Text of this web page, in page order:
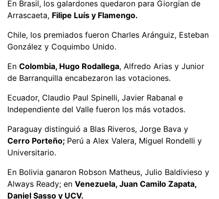
En Brasil, los galardones quedaron para Giorgian de
Arrascaeta, Filipe Luís y Flamengo.
Chile, los premiados fueron Charles Aránguiz, Esteban
González y Coquimbo Unido.
En Colombia, Hugo Rodallega, Alfredo Arias y Junior
de Barranquilla encabezaron las votaciones.
Ecuador, Claudio Paul Spinelli, Javier Rabanal e
Independiente del Valle fueron los más votados.
Paraguay distinguió a Blas Riveros, Jorge Bava y
Cerro Porteño; Perú a Alex Valera, Miguel Rondelli y
Universitario.
En Bolivia ganaron Robson Matheus, Julio Baldivieso y
Always Ready; en Venezuela, Juan Camilo Zapata,
Daniel Sasso y UCV.